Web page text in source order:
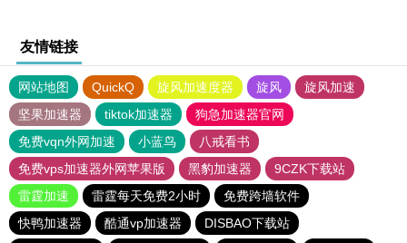
友情链接
网站地图 QuickQ 旋风加速度器 旋风
旋风加速
坚果加速器
tiktok加速器
狗急加速器官网
免费vqn外网加速
小蓝鸟
八戒看书
免费vps加速器外网苹果版
黑豹加速器
9CZK下载站
雷霆加速
雷霆每天免费2小时
免费跨墙软件
快鸭加速器
酷通vp加速器 DISBAO下载站